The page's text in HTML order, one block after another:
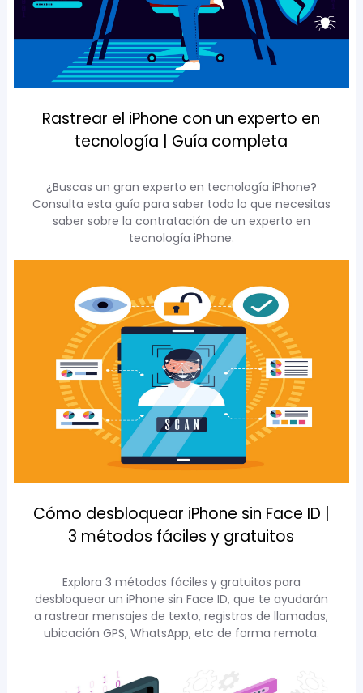
Rastrear el iPhone con un experto en
tecnología | Guía completa
¿Buscas un gran experto en tecnología iPhone?
Consulta esta guía para saber todo lo que necesitas
saber sobre la contratación de un experto en
tecnología iPhone.
Cómo desbloquear iPhone sin Face ID |
3 métodos fáciles y gratuitos
Explora 3 métodos fáciles y gratuitos para
desbloquear un iPhone sin Face ID, que te ayudarán
a rastrear mensajes de texto, registros de llamadas,
ubicación GPS, WhatsApp, etc de forma remota.